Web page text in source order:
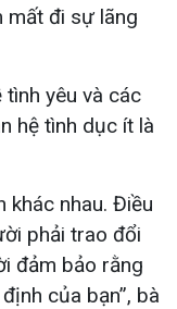
mất đi sự lãng
tình yêu và các
hệ tình dục ít là
khác nhau. Điều
phải trao đổi
đảm bảo rằng
của bạn”, bà